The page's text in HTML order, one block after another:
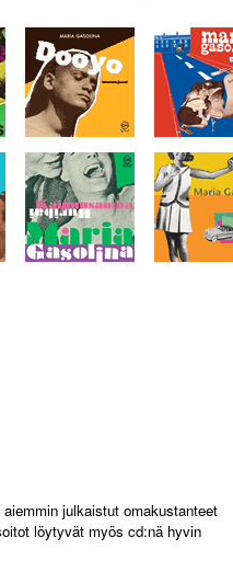
julkaistut omakustanteet
löytyvät myös cd:nä hyvin